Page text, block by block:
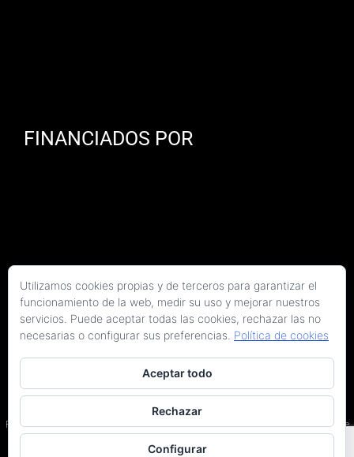
FINANCIADOS POR
Copyright 2026 Kaitek Servicios Tecnicos para la Construcción S.L.P. | Todos los
derechos reservados
Programa Kit Digital cofinanciado por los fondos Next Generation (EU) del Plan de
Recuperación, Transformación y Resiliencia.
Política de privacidad
Utilizamos cookies propias y de terceros para garantizar el
funcionamiento de la web, medir su uso y mejorar nuestros
servicios. Puede aceptar todas las cookies, rechazar las no
necesarias o configurar sus preferencias. Política de cookies
Aceptar todo
Rechazar
Configurar